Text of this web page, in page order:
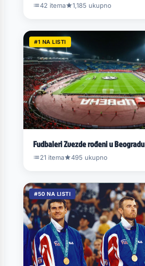
42 itema 1,185 ukupno
#1 NA LISTI
Fudbaleri Zvezde rođeni u Beogradu
21 itema 495 ukupno
#50 NA LISTI